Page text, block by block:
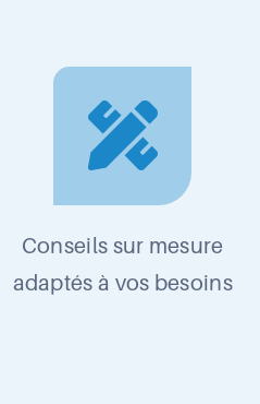
Conseils sur mesure
adaptés à vos besoins